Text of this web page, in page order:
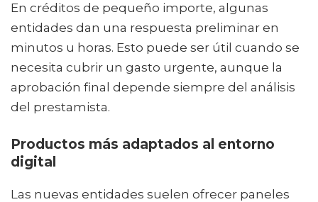
En créditos de pequeño importe, algunas
entidades dan una respuesta preliminar en
minutos u horas. Esto puede ser útil cuando se
necesita cubrir un gasto urgente, aunque la
aprobación final depende siempre del análisis
del prestamista.
Productos más adaptados al entorno
digital
Las nuevas entidades suelen ofrecer paneles